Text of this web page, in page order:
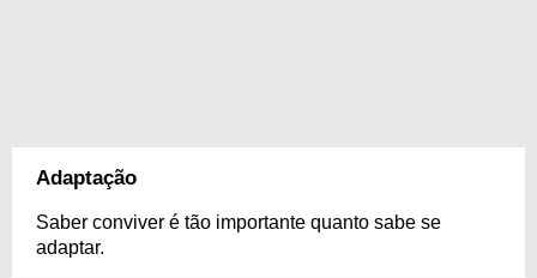
Adaptação
Saber conviver é tão importante quanto sabe se
adaptar.